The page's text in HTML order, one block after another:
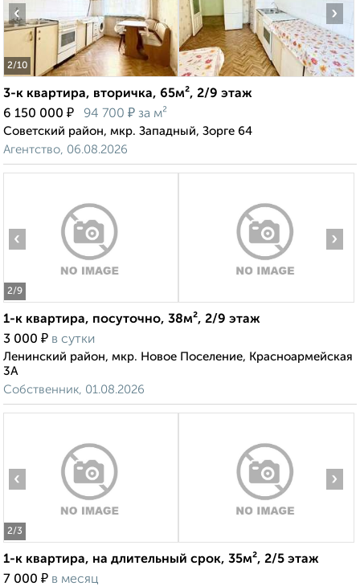
2/10
‹ ›
3-к квартира, вторичка, 65м², 2/9 этаж
6 150 000 ₽ 94 700 ₽ за м²
Советский район, мкр. Западный, Зорге 64
Агентство, 06.08.2026
2/9
‹ ›
1-к квартира, посуточно, 38м², 2/9 этаж
3 000 ₽ в сутки
Ленинский район, мкр. Новое Поселение, Красноармейская
3А
Собственник, 01.08.2026
2/3
‹ ›
1-к квартира, на длительный срок, 35м², 2/5 этаж
7 000 ₽ в месяц